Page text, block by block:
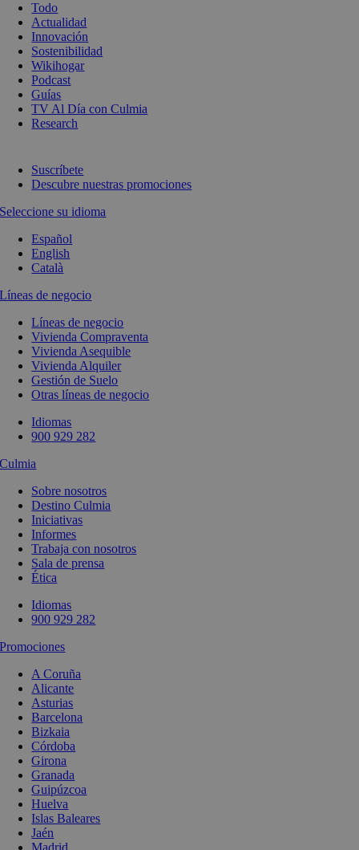
Todo
Actualidad
Innovación
Sostenibilidad
Wikihogar
Podcast
Guías
TV Al Día con Culmia
Research
Suscríbete
Descubre nuestras promociones
Seleccione su idioma
Español
English
Català
Líneas de negocio
Líneas de negocio
Vivienda Compraventa
Vivienda Asequible
Vivienda Alquiler
Gestión de Suelo
Otras líneas de negocio
Idiomas
900 929 282
Culmia
Sobre nosotros
Destino Culmia
Iniciativas
Informes
Trabaja con nosotros
Sala de prensa
Ética
Idiomas
900 929 282
Promociones
A Coruña
Alicante
Asturias
Barcelona
Bizkaia
Córdoba
Girona
Granada
Guipúzcoa
Huelva
Islas Baleares
Jaén
Madrid